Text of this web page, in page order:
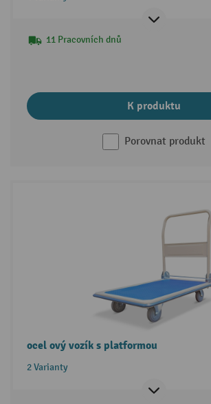
11 Pracovních dnů
K produktu
Porovnat produkt
ocel ový vozík s platformou
2 Varianty